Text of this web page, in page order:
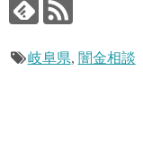
岐阜県, 闇金相談